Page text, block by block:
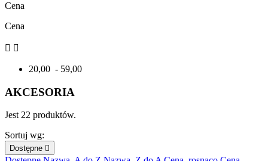
Cena
Cena
 
20,00 - 59,00
AKCESORIA
Jest 22 produktów.
Sortuj wg:
Dostępne 